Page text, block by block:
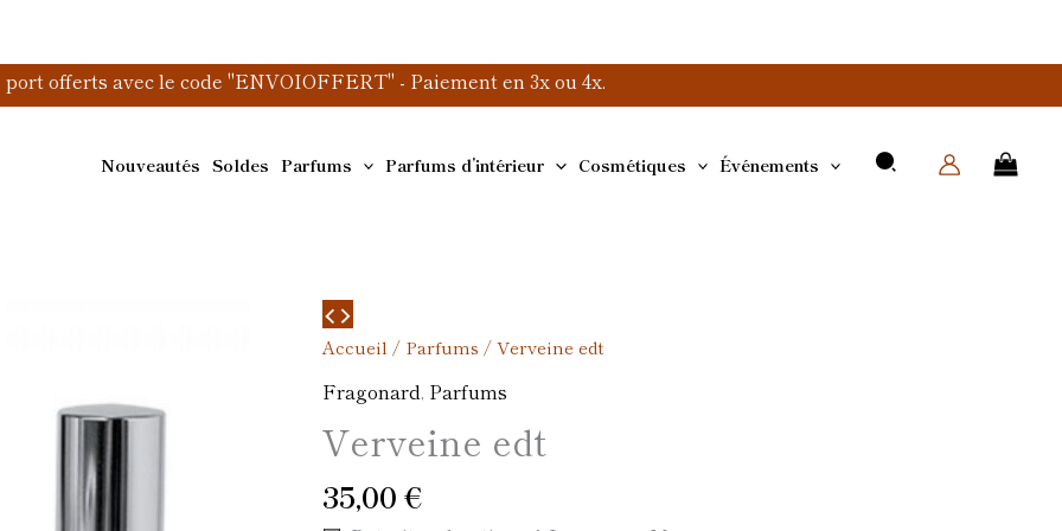
offerts avec le code "ENVOIOFFERT" - Paiement en 3x ou 4x.
Nouveautés Soldes Parfums Parfums d’intérieur Cosmétiques Événements
Accueil / Parfums / Verveine edt
Fragonard, Parfums
Verveine edt
35,00 €
quantité
de
Verveine